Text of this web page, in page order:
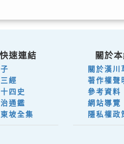
快速連結
經
四史
通鑑
坡全集
關於
關於漢川
著作權聲
參考資料
網站導覽
隱私權政